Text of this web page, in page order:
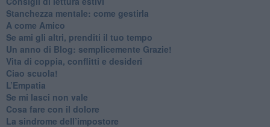
​Stanchezza mentale: come gestirla
​A come Amico
​Se ami gli altri, prenditi il tuo tempo
​Un anno di Blog: semplicemente Grazie!
​Vita di coppia, conflitti e desideri
​Ciao scuola!
​L’Empatia
​Se mi lasci non vale
Cosa fare con il dolore
​La sindrome dell’impostore